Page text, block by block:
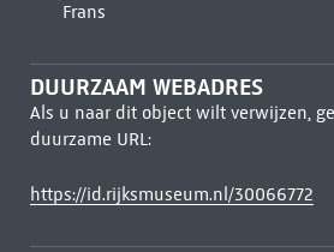
Frans
DUURZAAM WEBADRES
Als u naar dit object wilt verwijzen,
duurzame URL:
https://id.rijksmuseum.nl/30066772